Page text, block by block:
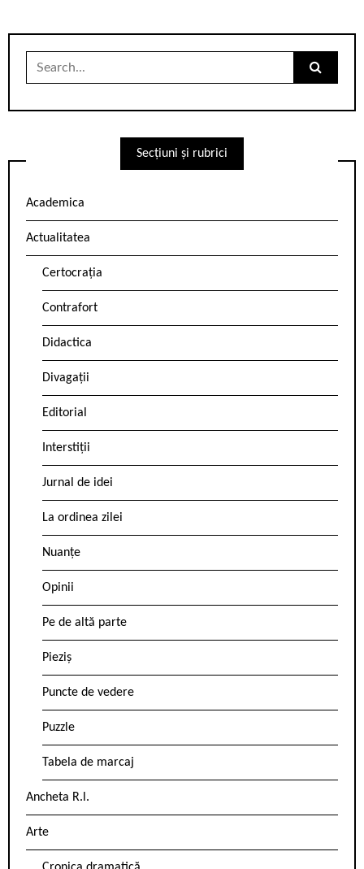
Search
Secțiuni și rubrici
Academica
Actualitatea
Certocrația
Contrafort
Didactica
Divagații
Editorial
Interstiții
Jurnal de idei
La ordinea zilei
Nuanțe
Opinii
Pe de altă parte
Pieziș
Puncte de vedere
Puzzle
Tabela de marcaj
Ancheta R.l.
Arte